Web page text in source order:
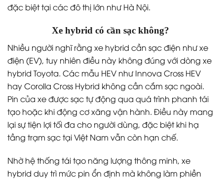
đặc biệt tại các đô thị lớn như Hà Nội.
Xe hybrid có cần sạc không?
Nhiều người nghĩ rằng xe hybrid cần sạc điện như xe
điện (EV), tuy nhiên điều này không đúng với dòng xe
hybrid Toyota. Các mẫu HEV như Innova Cross HEV
hay Corolla Cross Hybrid không cần cắm sạc ngoài.
Pin của xe được sạc tự động qua quá trình phanh tái
tạo hoặc khi động cơ xăng vận hành. Điều này mang
lại sự tiện lợi tối đa cho người dùng, đặc biệt khi hạ
tầng trạm sạc tại Việt Nam vẫn còn hạn chế.
Nhờ hệ thống tái tạo năng lượng thông minh, xe
hybrid duy trì mức pin ổn định mà không làm phiền